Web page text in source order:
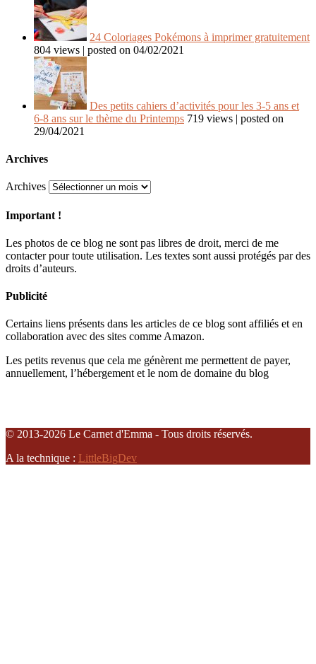
24 Coloriages Pokémons à imprimer gratuitement
804 views | posted on 04/02/2021
Des petits cahiers d’activités pour les 3-5 ans et
6-8 ans sur le thème du Printemps 719 views | posted on
29/04/2021
Archives
Archives
Important !
Les photos de ce blog ne sont pas libres de droit, merci de me
contacter pour toute utilisation. Les textes sont aussi protégés par des
droits d’auteurs.
Publicité
Certains liens présents dans les articles de ce blog sont affiliés et en
collaboration avec des sites comme Amazon.
Les petits revenus que cela me génèrent me permettent de payer,
annuellement, l’hébergement et le nom de domaine du blog
© 2013-2026 Le Carnet d'Emma - Tous droits réservés.
A la technique : LittleBigDev